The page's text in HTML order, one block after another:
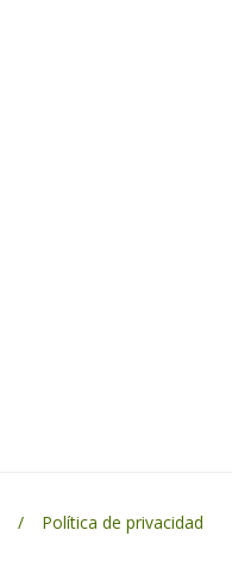
Política de privacidad